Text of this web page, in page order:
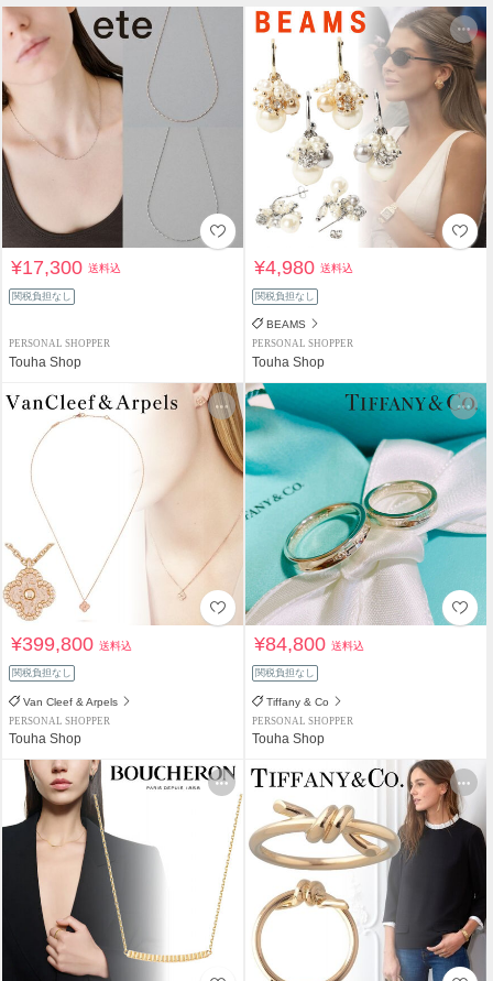
¥17,300送料込
関税負担なし
PERSONAL SHOPPER
Touha Shop
¥4,980送料込
関税負担なし
BEAMS
PERSONAL SHOPPER
Touha Shop
¥399,800送料込
関税負担なし
Van Cleef & Arpels
PERSONAL SHOPPER
Touha Shop
¥84,800送料込
関税負担なし
Tiffany & Co
PERSONAL SHOPPER
Touha Shop